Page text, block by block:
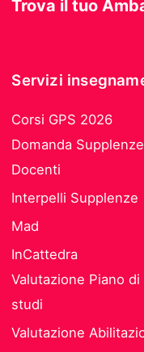
Trova il tuo
Servizi
Corsi GPS 2026
Domanda Supplenze
Docenti
Interpelli Supplenze
Mad
InCattedra
Valutazione Piano di
studi
Valutazione